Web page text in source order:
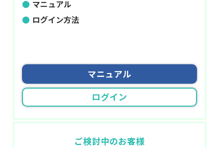
マニュアル
ログイン方法
マニュアル
ログイン
ご検討中のお客様